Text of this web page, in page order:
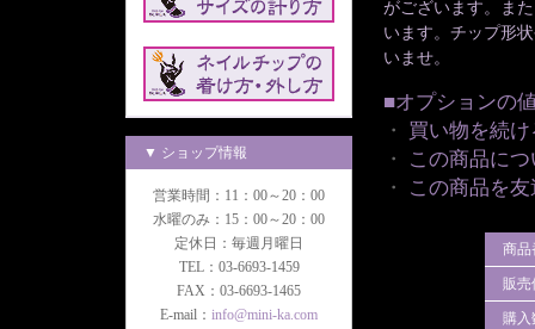
▼ ショップ情報
営業時間：11：00～20：00
水曜のみ：15：00～20：00
定休日：毎週月曜日
TEL：03-6693-1459
FAX：03-6693-1465
E-mail： info@mini-ka.com
がございます。ま
います。チップ形
いませ。
■オプションの
・ 買い物を続け
・
この商品に
・
この商品を
商品
販売
購入